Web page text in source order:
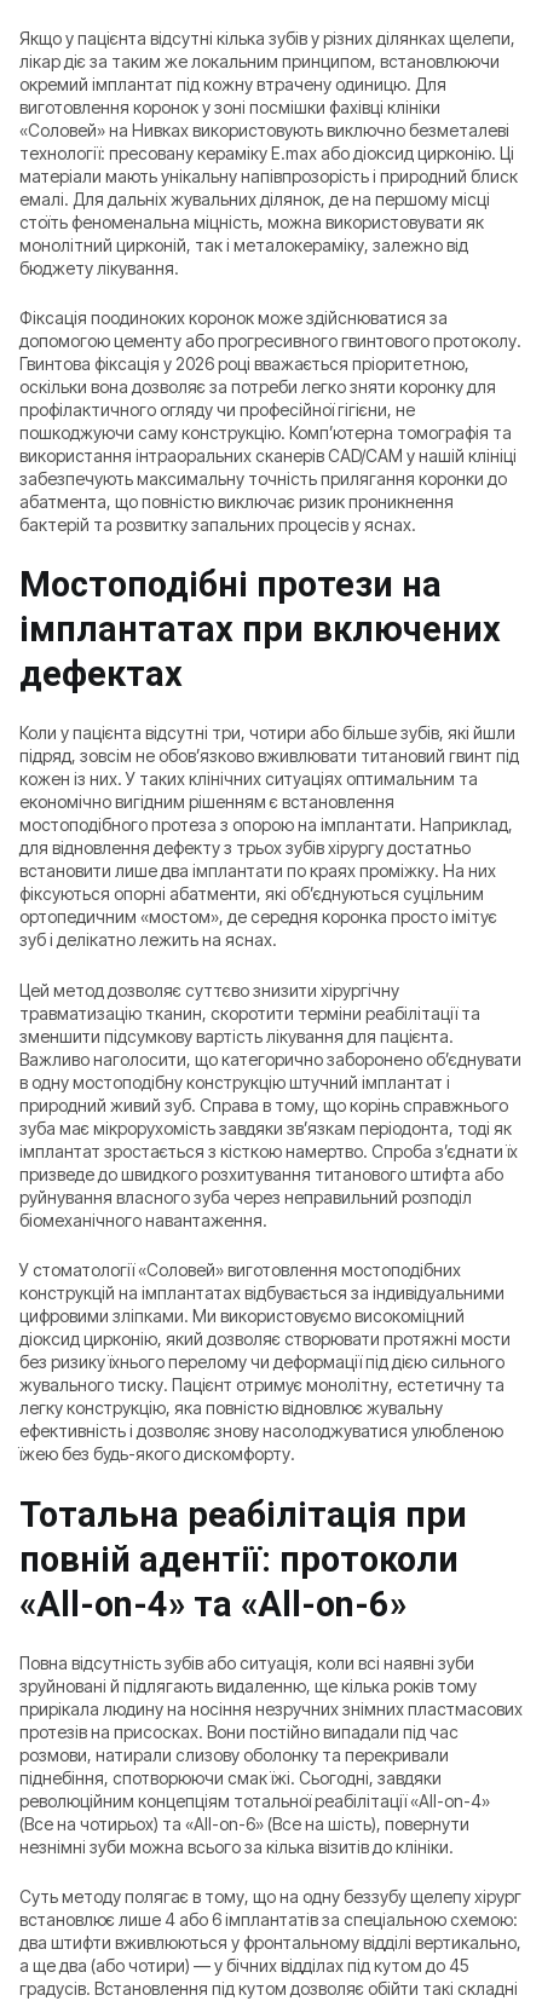
Якщо у пацієнта відсутні кілька зубів у різних ділянках щелепи,
лікар діє за таким же локальним принципом, встановлюючи
окремий імплантат під кожну втрачену одиницю. Для
виготовлення коронок у зоні посмішки фахівці клініки
«Соловей» на Нивках використовують виключно безметалеві
технології: пресовану кераміку E.max або діоксид цирконію. Ці
матеріали мають унікальну напівпрозорість і природний блиск
емалі. Для дальніх жувальних ділянок, де на першому місці
стоїть феноменальна міцність, можна використовувати як
монолітний цирконій, так і металокераміку, залежно від
бюджету лікування.
Фіксація поодиноких коронок може здійснюватися за
допомогою цементу або прогресивного гвинтового протоколу.
Гвинтова фіксація у 2026 році вважається пріоритетною,
оскільки вона дозволяє за потреби легко зняти коронку для
профілактичного огляду чи професійної гігієни, не
пошкоджуючи саму конструкцію. Комп’ютерна томографія та
використання інтраоральних сканерів CAD/CAM у нашій клініці
забезпечують максимальну точність прилягання коронки до
абатмента, що повністю виключає ризик проникнення
бактерій та розвитку запальних процесів у яснах.
Мостоподібні протези на
імплантатах при включених
дефектах
Коли у пацієнта відсутні три, чотири або більше зубів, які йшли
підряд, зовсім не обов’язково вживлювати титановий гвинт під
кожен із них. У таких клінічних ситуаціях оптимальним та
економічно вигідним рішенням є встановлення
мостоподібного протеза з опорою на імплантати. Наприклад,
для відновлення дефекту з трьох зубів хірургу достатньо
встановити лише два імплантати по краях проміжку. На них
фіксуються опорні абатменти, які об’єднуються суцільним
ортопедичним «мостом», де середня коронка просто імітує
зуб і делікатно лежить на яснах.
Цей метод дозволяє суттєво знизити хірургічну
травматизацію тканин, скоротити терміни реабілітації та
зменшити підсумкову вартість лікування для пацієнта.
Важливо наголосити, що категорично заборонено об’єднувати
в одну мостоподібну конструкцію штучний імплантат і
природний живий зуб. Справа в тому, що корінь справжнього
зуба має мікрорухомість завдяки зв’язкам періодонта, тоді як
імплантат зростається з кісткою намертво. Спроба з’єднати їх
призведе до швидкого розхитування титанового штифта або
руйнування власного зуба через неправильний розподіл
біомеханічного навантаження.
У стоматології «Соловей» виготовлення мостоподібних
конструкцій на імплантатах відбувається за індивідуальними
цифровими зліпками. Ми використовуємо високоміцний
діоксид цирконію, який дозволяє створювати протяжні мости
без ризику їхнього перелому чи деформації під дією сильного
жувального тиску. Пацієнт отримує монолітну, естетичну та
легку конструкцію, яка повністю відновлює жувальну
ефективність і дозволяє знову насолоджуватися улюбленою
їжею без будь-якого дискомфорту.
Тотальна реабілітація при
повній адентії: протоколи
«All-on-4» та «All-on-6»
Повна відсутність зубів або ситуація, коли всі наявні зуби
зруйновані й підлягають видаленню, ще кілька років тому
прирікала людину на носіння незручних знімних пластмасових
протезів на присосках. Вони постійно випадали під час
розмови, натирали слизову оболонку та перекривали
піднебіння, спотворюючи смак їжі. Сьогодні, завдяки
революційним концепціям тотальної реабілітації «All-on-4»
(Все на чотирьох) та «All-on-6» (Все на шість), повернути
незнімні зуби можна всього за кілька візитів до клініки.
Суть методу полягає в тому, що на одну беззубу щелепу хірург
встановлює лише 4 або 6 імплантатів за спеціальною схемою:
два штифти вживлюються у фронтальному відділі вертикально,
а ще два (або чотири) — у бічних відділах під кутом до 45
градусів. Встановлення під кутом дозволяє обійти такі складні